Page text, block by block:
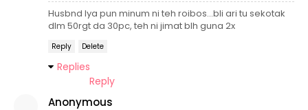
Husbnd lya pun minum ni teh roibos...bli ari tu sekotak
dlm 50rgt da 30pc, teh ni jimat blh guna 2x
Reply Delete
Replies
Reply
Anonymous